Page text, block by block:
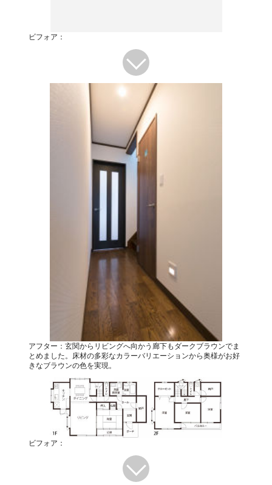
ビフォア：
アフター：玄関からリビングへ向かう廊下もダークブラウンでま
とめました。床材の多彩なカラーバリエーションから奥様がお好
きなブラウンの色を実現。
ビフォア：